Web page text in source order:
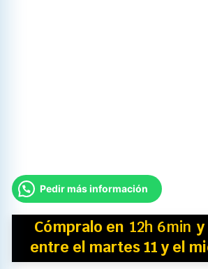
Pedir más información
Cómpralo en 12h 6min y
entre el martes 11 y el